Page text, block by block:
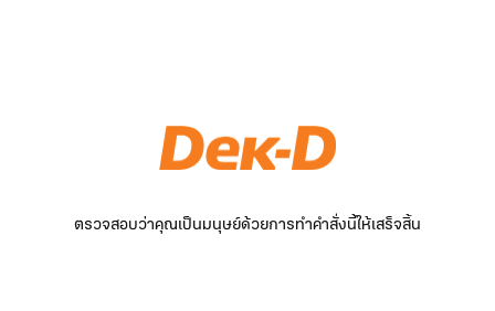
ตรวจสอบว่าคุณเป็นมนุษย์ด้วยการทำคำสั่งนี้ให้เสร็จสิ้น